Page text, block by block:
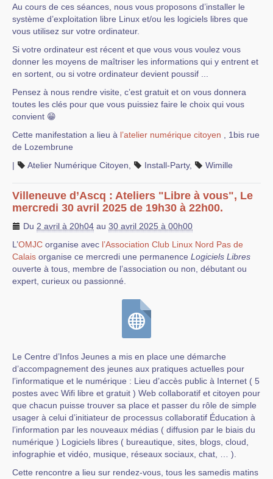
Au cours de ces séances, nous vous proposons d’installer le
système d’exploitation libre Linux et/ou les logiciels libres que
vous utilisez sur votre ordinateur.
Si votre ordinateur est récent et que vous vous voulez vous
donner les moyens de maîtriser les informations qui y entrent et
en sortent, ou si votre ordinateur devient poussif ...
Pensez à nous rendre visite, c’est gratuit et on vous donnera
toutes les clés pour que vous puissiez faire le choix qui vous
convient 😁
Cette manifestation a lieu à l’atelier numérique citoyen , 1bis rue
de Lozembrune
|
Atelier Numérique Citoyen Install-Party, Wimille
Villeneuve d’Ascq : Ateliers "Libre à vous", Le
mercredi 30 avril 2025 de 19h30 à 22h00.
Du 2 avril à 20h04 au 30 avril 2025 à 00h00
L’OMJC organise avec l’Association Club Linux Nord Pas de
Calais organise ce mercredi une permanence Logiciels Libres
ouverte à tous, membre de l’association ou non, débutant ou
expert, curieux ou passionné.
Le Centre d’Infos Jeunes a mis en place une démarche
d’accompagnement des jeunes aux pratiques actuelles pour
l’informatique et le numérique : Lieu d’accès public à Internet ( 5
postes avec Wifi libre et gratuit ) Web collaboratif et citoyen pour
que chacun puisse trouver sa place et passer du rôle de simple
usager à celui d’initiateur de processus collaboratif Éducation à
l’information par les nouveaux médias ( diffusion par le biais du
numérique ) Logiciels libres ( bureautique, sites, blogs, cloud,
infographie et vidéo, musique, réseaux sociaux, chat, … ).
Cette rencontre a lieu sur rendez-vous, tous les samedis matins